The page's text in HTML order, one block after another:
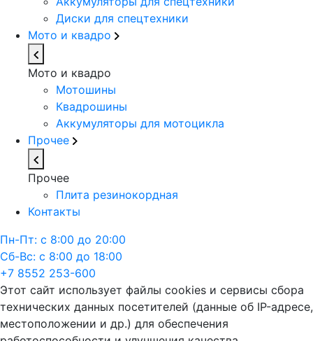
Диски для спецтехники
Мото и квадро
Мото и квадро
Мотошины
Квадрошины
Аккумуляторы для мотоцикла
Прочее
Прочее
Плита резинокордная
Контакты
Пн-Пт: с 8:00 до 20:00
Сб-Вс: с 8:00 до 18:00
+7 8552 253-600
Этот сайт использует файлы cookies и сервисы сбора
технических данных посетителей (данные об IP-адресе,
местоположении и др.) для обеспечения